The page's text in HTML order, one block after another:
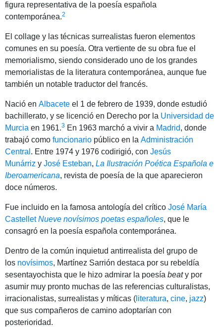
figura representativa de la poesía española
contemporánea.2
El collage y las técnicas surrealistas fueron elementos
comunes en su poesía. Otra vertiente de su obra fue el
memorialismo, siendo considerado uno de los grandes
memorialistas de la literatura contemporánea, aunque fue
también un notable traductor del francés.
Nació en Albacete el 1 de febrero de 1939, donde estudió
bachillerato, y se licenció en Derecho por la Universidad de
Murcia en 1961.3 ​ En 1963 marchó a vivir a Madrid, donde
trabajó como funcionario público en la Administración
Central . Entre 1974 y 1976 codirigió, con Jesús
Munárriz y José Esteban, La Ilustración Poética Española e
Iberoamericana, revista de poesía de la que aparecieron
doce números.
Fue incluido en la famosa antología del crítico José María
Castellet Nueve novísimos poetas españoles, que le
consagró en la poesía española contemporánea.
Dentro de la común inquietud antirrealista del grupo de
los novísimos, Martínez Sarrión destaca por su rebeldía
sesentayochista que le hizo admirar la poesía beaty por
asumir muy pronto muchas de las referencias culturalistas,
irracionalistas, surrealistas y míticas ( literatura, cine, jazz)
que sus compañeros de camino adoptarían con
posterioridad.